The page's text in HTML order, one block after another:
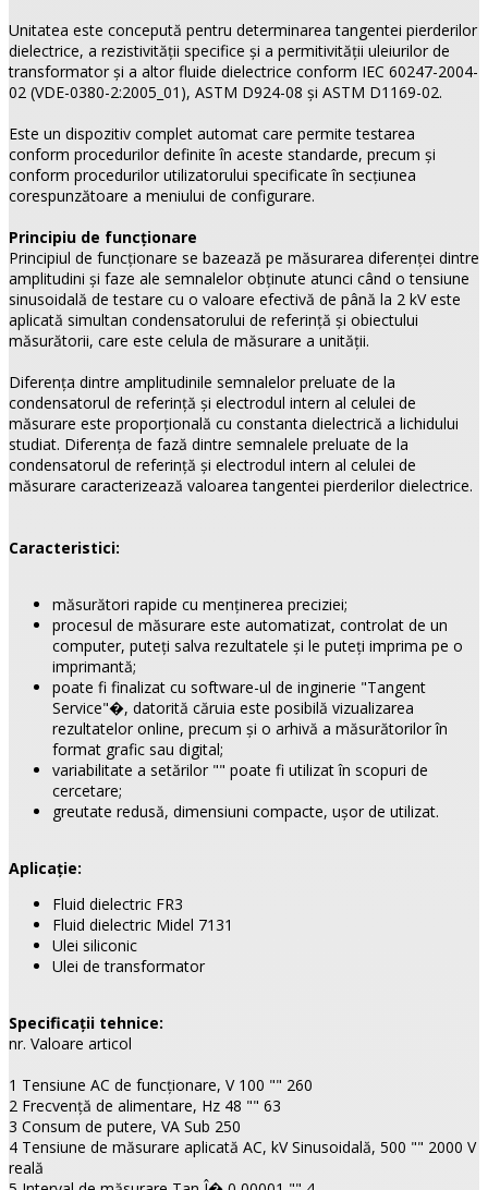
Unitatea este concepută pentru determinarea tangentei pierderilor
dielectrice, a rezistivităţii specifice şi a permitivităţii uleiurilor de
transformator şi a altor fluide dielectrice conform IEC 60247-2004-
02 (VDE-0380-2:2005_01), ASTM D924-08 şi ASTM D1169-02.
Este un dispozitiv complet automat care permite testarea
conform procedurilor definite în aceste standarde, precum şi
conform procedurilor utilizatorului specificate în secţiunea
corespunzătoare a meniului de configurare.
Principiu de funcţionare
Principiul de funcţionare se bazează pe măsurarea diferenţei dintre
amplitudini şi faze ale semnalelor obţinute atunci când o tensiune
sinusoidală de testare cu o valoare efectivă de până la 2 kV este
aplicată simultan condensatorului de referinţă şi obiectului
măsurătorii, care este celula de măsurare a unităţii.
Diferenţa dintre amplitudinile semnalelor preluate de la
condensatorul de referinţă şi electrodul intern al celulei de
măsurare este proporţională cu constanta dielectrică a lichidului
studiat. Diferenţa de fază dintre semnalele preluate de la
condensatorul de referinţă şi electrodul intern al celulei de
măsurare caracterizează valoarea tangentei pierderilor dielectrice.
Caracteristici:
măsurători rapide cu menţinerea preciziei;
procesul de măsurare este automatizat, controlat de un
computer, puteţi salva rezultatele şi le puteţi imprima pe o
imprimantă;
poate fi finalizat cu software-ul de inginerie "Tangent
Service"�, datorită căruia este posibilă vizualizarea
rezultatelor online, precum şi o arhivă a măsurătorilor în
format grafic sau digital;
variabilitate a setărilor "" poate fi utilizat în scopuri de
cercetare;
greutate redusă, dimensiuni compacte, ușor de utilizat.
Aplicaţie:
Fluid dielectric FR3
Fluid dielectric Midel 7131
Ulei siliconic
Ulei de transformator
Specificaţii tehnice:
nr. Valoare articol
1 Tensiune AC de funcţionare, V 100 "" 260
2 Frecvenţă de alimentare, Hz 48 "" 63
3 Consum de putere, VA Sub 250
4 Tensiune de măsurare aplicată АС, kV Sinusoidală, 500 "" 2000 V
reală